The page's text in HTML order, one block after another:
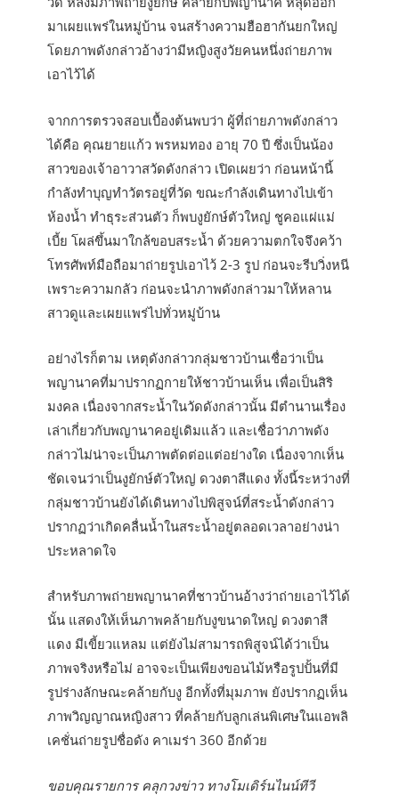
มาเผยแพร่ในหมู่บ้าน จนสร้างความฮือฮากันยกใหญ่
โดยภาพดังกล่าวอ้างว่ามีหญิงสูงวัยคนหนึ่งถ่ายภาพ
เอาไว้ได้
จากการตรวจสอบเบื้องต้นพบว่า ผู้ที่ถ่ายภาพดังกล่าว
ได้คือ คุณยายแก้ว พรหมทอง อายุ 70 ปี ซึ่งเป็นน้อง
สาวของเจ้าอาวาสวัดดังกล่าว เปิดเผยว่า ก่อนหน้านี้
กำลังทำบุญทำวัตรอยู่ที่วัด ขณะกำลังเดินทางไปเข้า
ห้องน้ำ ทำธุระส่วนตัว ก็พบงูยักษ์ตัวใหญ่ ชูคอแผ่แม่
เบี้ย โผล่ขึ้นมาใกล้ขอบสระน้ำ ด้วยความตกใจจึงคว้า
โทรศัพท์มือถือมาถ่ายรูปเอาไว้ 2-3 รูป ก่อนจะรีบวิ่งหนี
เพราะความกลัว ก่อนจะนำภาพดังกล่าวมาให้หลาน
สาวดูและเผยแพร่ไปทั่วหมู่บ้าน
อย่างไรก็ตาม เหตุดังกล่าวกลุ่มชาวบ้านเชื่อว่าเป็น
พญานาคที่มาปรากฏกายให้ชาวบ้านเห็น เพื่อเป็นสิริ
มงคล เนื่องจากสระน้ำในวัดดังกล่าวนั้น มีตำนานเรื่อง
เล่าเกี่ยวกับพญานาคอยู่เดิมแล้ว และเชื่อว่าภาพดัง
กล่าวไม่น่าจะเป็นภาพตัดต่อแต่อย่างใด เนื่องจากเห็น
ชัดเจนว่าเป็นงูยักษ์ตัวใหญ่ ดวงตาสีแดง ทั้งนี้ระหว่างที่
กลุ่มชาวบ้านยังได้เดินทางไปพิสูจน์ที่สระน้ำดังกล่าว
ปรากฏว่าเกิดคลื่นน้ำในสระน้ำอยู่ตลอดเวลาอย่างน่า
ประหลาดใจ
สำหรับภาพถ่ายพญานาคที่ชาวบ้านอ้างว่าถ่ายเอาไว้ได้
นั้น แสดงให้เห็นภาพคล้ายกับงูขนาดใหญ่ ดวงตาสี
แดง มีเขี้ยวแหลม แต่ยังไม่สามารถพิสูจน์ได้ว่าเป็น
ภาพจริงหรือไม่ อาจจะเป็นเพียงขอนไม้หรือรูปปั้นที่มี
รูปร่างลักษณะคล้ายกับงู อีกทั้งที่มุมภาพ ยังปรากฏเห็น
ภาพวิญญาณหญิงสาว ที่คล้ายกับลูกเล่นพิเศษในแอพลิ
เคชั่นถ่ายรูปชื่อดัง คาเมร่า 360 อีกด้วย
ขอบคุณรายการ คลุกวงข่าว ทางโมเดิร์นไนน์ทีวี